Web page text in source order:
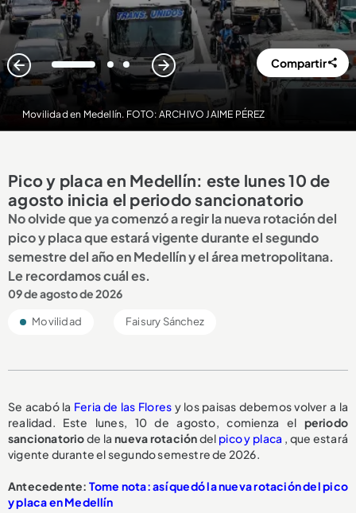
Movilidad en Medellín. FOTO: ARCHIVO JAIME PÉREZ
1 2 3 Compartir
Pico y placa en Medellín: este lunes 10 de
agosto inicia el periodo sancionatorio
No olvide que ya comenzó a regir la nueva rotación del
pico y placa que estará vigente durante el segundo
semestre del año en Medellín y el área metropolitana.
Le recordamos cuál es.
09 de agosto de 2026
Movilidad Faisury Sánchez
Se acabó la Feria de las Flores y los paisas debemos volver a la
realidad. Este lunes, 10 de agosto, comienza el periodo
sancionatoriode lanueva rotacióndel pico y placa , que estará
vigente durante el segundo semestre de 2026.
Antecedente: Tome nota: así quedó la nueva rotación del pico
y placa en Medellín